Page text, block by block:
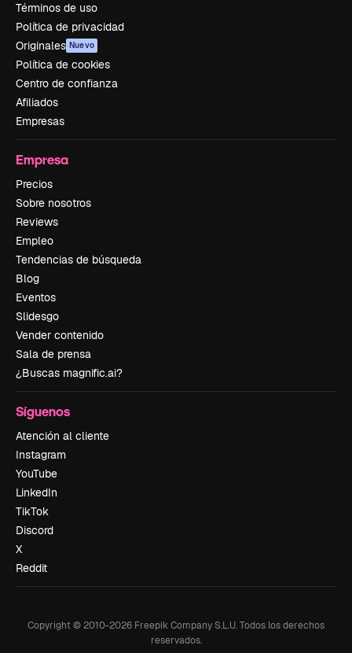
Términos de uso
Política de privacidad
Originales Nuevo
Política de cookies
Centro de confianza
Afiliados
Empresas
Empresa
Precios
Sobre nosotros
Reviews
Empleo
Tendencias de búsqueda
Blog
Eventos
Slidesgo
Vender contenido
Sala de prensa
¿Buscas magnific.ai?
Síguenos
Atención al cliente
Instagram
YouTube
LinkedIn
TikTok
Discord
X
Reddit
Copyright © 2010-2026 Freepik Company S.L.U.Todos los derechos
reservados.